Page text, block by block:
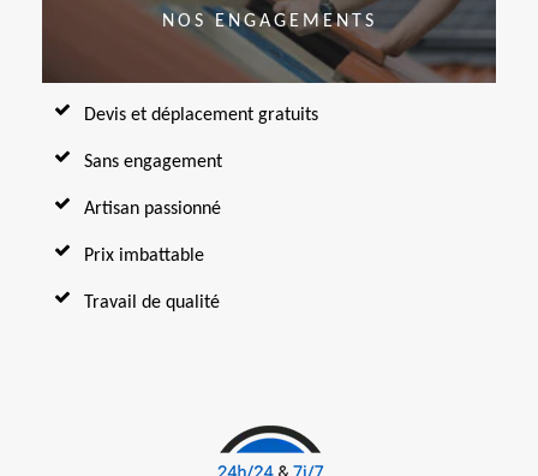
NOS ENGAGEMENTS
Devis et déplacement gratuits
Sans engagement
Artisan passionné
Prix imbattable
Travail de qualité